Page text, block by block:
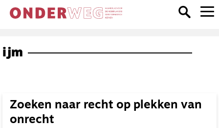
ijm
Zoeken naar recht op plekken van
onrecht